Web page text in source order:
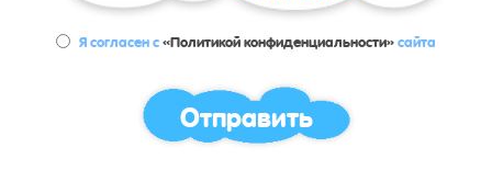
Я согласен с«Политикой конфиденциальности»сайта
Отправить